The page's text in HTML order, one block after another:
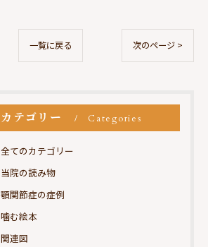
一覧に戻る 次のページ >
カテゴリー Categories
全てのカテゴリー
当院の読み物
顎関節症の症例
噛む絵本
関連図